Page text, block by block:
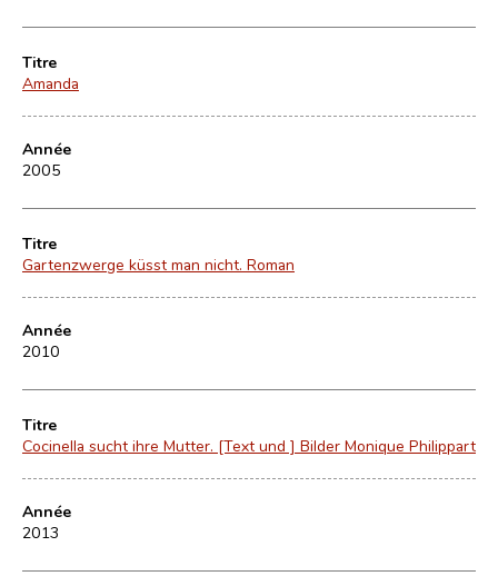
Titre
Amanda
Année
2005
Titre
Gartenzwerge küsst man nicht. Roman
Année
2010
Titre
Cocinella sucht ihre Mutter. [Text und ] Bilder Monique Philippart
Année
2013